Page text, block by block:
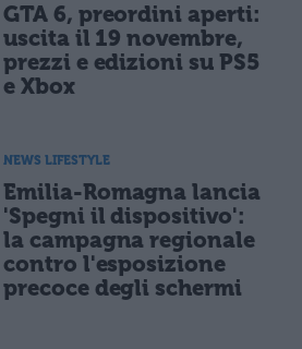
GTA 6, preordini aperti:
uscita il 19 novembre,
prezzi e edizioni su PS5
e Xbox
NEWS LIFESTYLE
Emilia-Romagna lancia
'Spegni il dispositivo':
la campagna regionale
contro l'esposizione
precoce degli schermi